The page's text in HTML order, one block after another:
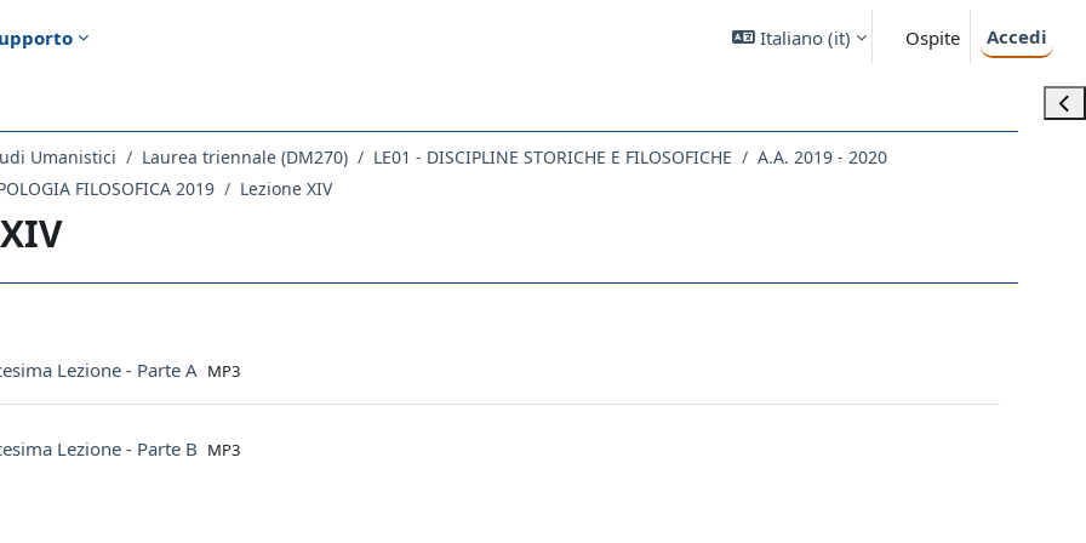
Italiano ‎(it)‎ Ospite Accedi
Umanistici Laurea triennale (DM270) LE01 - DISCIPLINE STORICHE E FILOSOFICHE
A.A. 2019 - 2020
FILOSOFICA 2019
Lezione XIV
Lezione - Parte A File
MP3
Lezione - Parte B File
MP3